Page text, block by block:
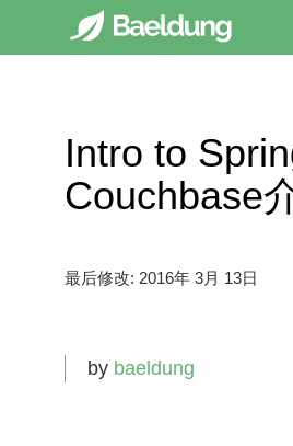
Intro to
Couchbase
最后修改: 2016年 3月 13日
by baeldung